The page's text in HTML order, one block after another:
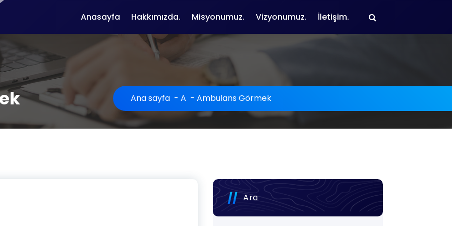
Anasayfa Hakkımızda. Misyonumuz. Vizyonumuz. İletişim.
Ana sayfa - A - Ambulans Görmek
Ara